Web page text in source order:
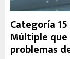
Categoría
Múltiple
problemas